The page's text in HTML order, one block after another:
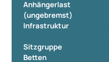
Anhängerlast
(ungebremst)
Infrastruktur
Sitzgruppe
Betten